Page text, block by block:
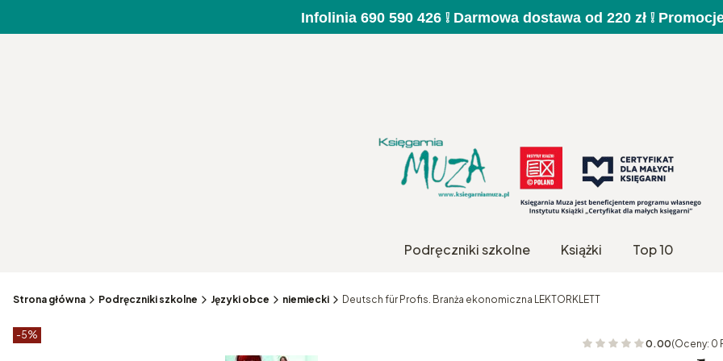
Infolinia 690 590 426 ❕ Darmowa dostawa od 220 zł ❕
Podręczniki szkolne Książki Top 10
Strona główna Podręczniki szkolne Języki obce niemiecki Deutsch für Profis. Branża ekonomiczna LEKTORKLETT
Etykiety produktu
-5%
0.00(Oceny: 0